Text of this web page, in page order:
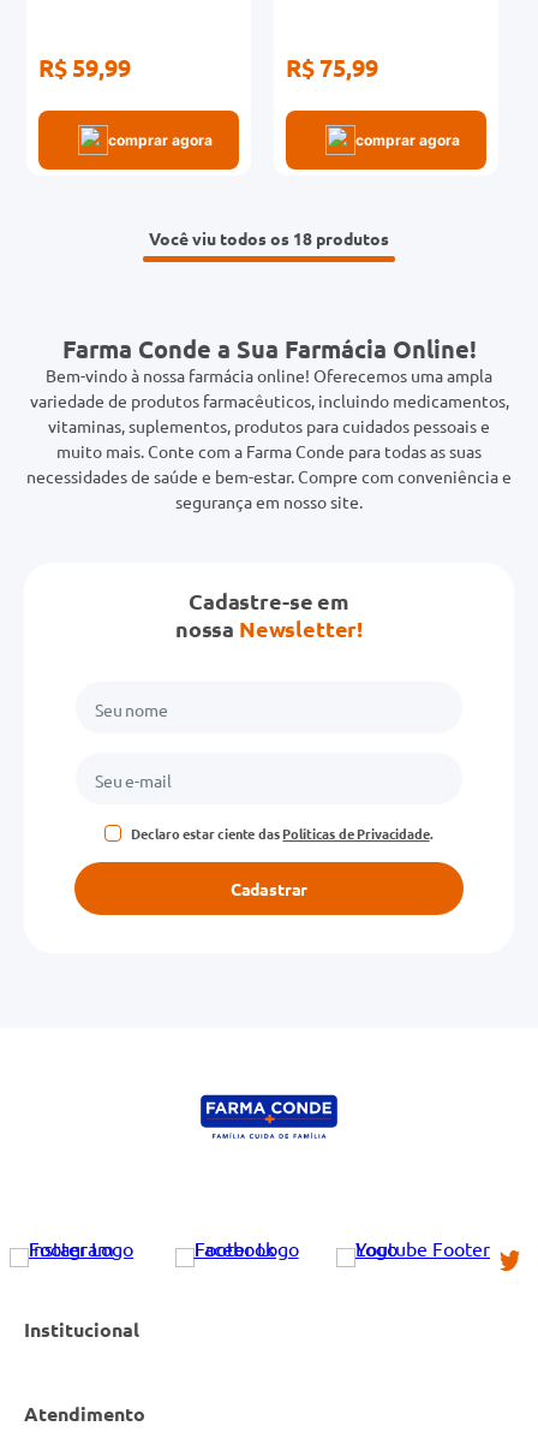
R$ 59,99
comprar agora
R$ 75,99
comprar agora
Você viu todos os 18
Farma Conde a Sua Farmácia Online!
Bem-vindo à nossa farmácia online! Oferecemos uma ampla
variedade de produtos farmacêuticos, incluindo medicamentos,
vitaminas, suplementos, produtos para cuidados pessoais e
muito mais. Conte com a Farma Conde para todas as suas
necessidades de saúde e bem-estar. Compre com conveniência e
segurança em nosso site.
Cadastre-se em
nossa Newsletter!
Declaro estar ciente dasPolíticas de Privacidade.
Cadastrar
Institucional
Atendimento